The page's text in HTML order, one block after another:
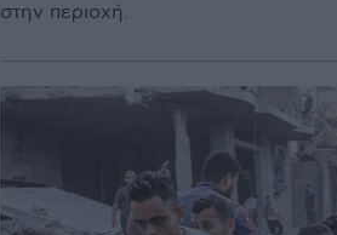
στην περιοχή.